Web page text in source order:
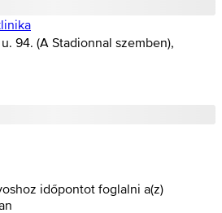
94. (A Stadionnal szemben),
időpontot foglalni a(z)